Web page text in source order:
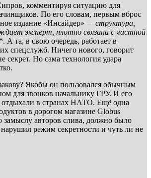
комментируя ситуацию для
По его словам, первым вброс
издание «Инсайдер» — структура,
эксперт, плотно связана с частной
А та, в свою очередь, работает в
спецслужб. Ничего нового, говорит
секрет. Но сама технология удара
Якобы он пользовался обычным
для звонков начальнику ГРУ. И его
отдыхали в странах НАТО. Ещё одна
в дорогом магазине Globus
замыслу авторов слива, должно было
нарушил режим секретности и чуть ли не